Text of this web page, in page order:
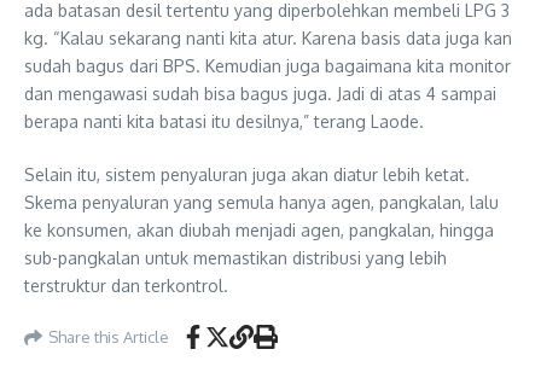
ada batasan desil tertentu yang diperbolehkan membeli LPG 3
kg. “Kalau sekarang nanti kita atur. Karena basis data juga kan
sudah bagus dari BPS. Kemudian juga bagaimana kita monitor
dan mengawasi sudah bisa bagus juga. Jadi di atas 4 sampai
berapa nanti kita batasi itu desilnya,” terang Laode.
Selain itu, sistem penyaluran juga akan diatur lebih ketat.
Skema penyaluran yang semula hanya agen, pangkalan, lalu
ke konsumen, akan diubah menjadi agen, pangkalan, hingga
sub-pangkalan untuk memastikan distribusi yang lebih
terstruktur dan terkontrol.
Share this Article